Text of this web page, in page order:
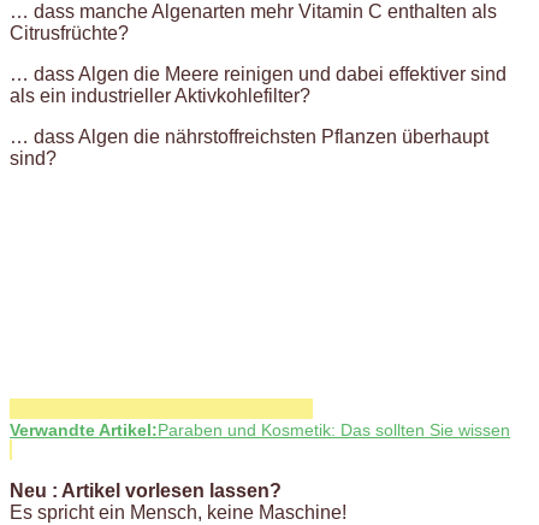
… dass manche Algenarten mehr Vitamin C enthalten als
Citrusfrüchte?
… dass Algen die Meere reinigen und dabei effektiver sind
als ein industrieller Aktivkohlefilter?
… dass Algen die nährstoffreichsten Pflanzen überhaupt
sind?
Verwandte Artikel:Paraben und Kosmetik: Das sollten Sie wissen
Neu : Artikel vorlesen lassen?
Es spricht ein Mensch, keine Maschine!